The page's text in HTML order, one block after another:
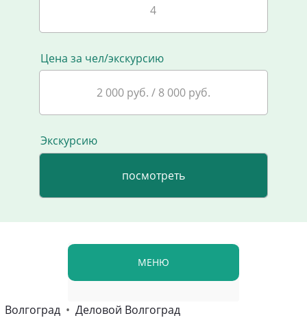
Цена за чел/экскурсию
2 000 руб. / 8 000 руб.
Экскурсию
МЕНЮ
Волгоград• Деловой Волгоград